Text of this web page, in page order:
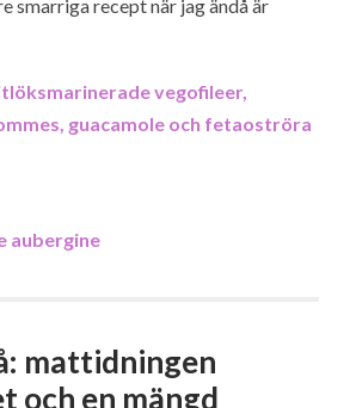
smarriga recept när jag ändå är
vegofileer,
guacamole och fetaoströra
aubergine
mattidningen
och en mängd